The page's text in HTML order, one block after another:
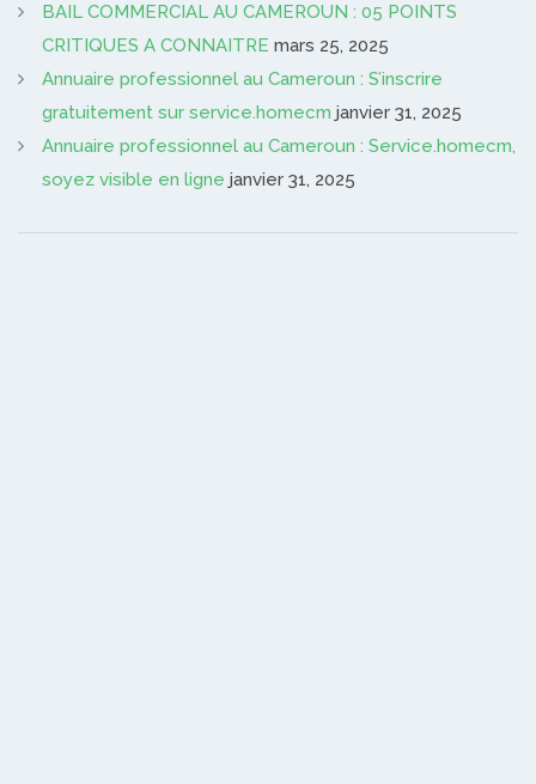
BAIL COMMERCIAL AU CAMEROUN : 05 POINTS
CRITIQUES A CONNAITRE mars 25, 2025
Annuaire professionnel au Cameroun : S’inscrire
gratuitement sur service.homecm janvier 31, 2025
Annuaire professionnel au Cameroun : Service.homecm,
soyez visible en ligne janvier 31, 2025